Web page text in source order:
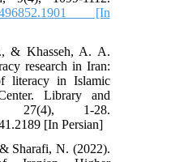
[In
& Khasseh, A. A.
research in Iran:
literacy in Islamic
Library and
27(4), 1-28.
[In Persian]
& Sharafi, N. (2022).